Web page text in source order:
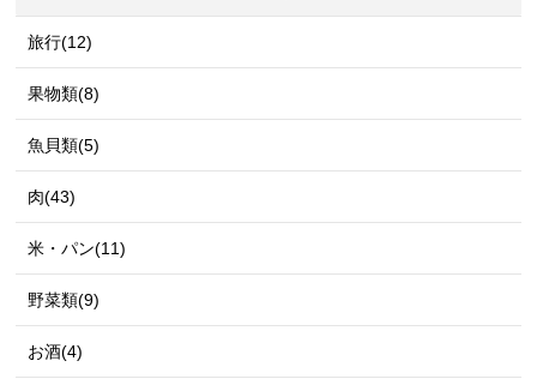
旅行(12)
果物類(8)
魚貝類(5)
肉(43)
米・パン(11)
野菜類(9)
お酒(4)